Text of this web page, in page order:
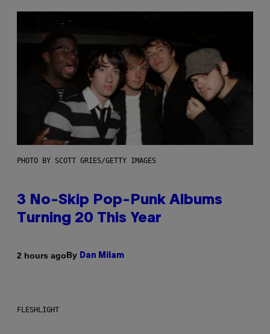
PHOTO BY SCOTT GRIES/GETTY IMAGES
3 No-Skip Pop-Punk Albums
Turning 20 This Year
2 hours agoBy Dan Milam
FLESHLIGHT